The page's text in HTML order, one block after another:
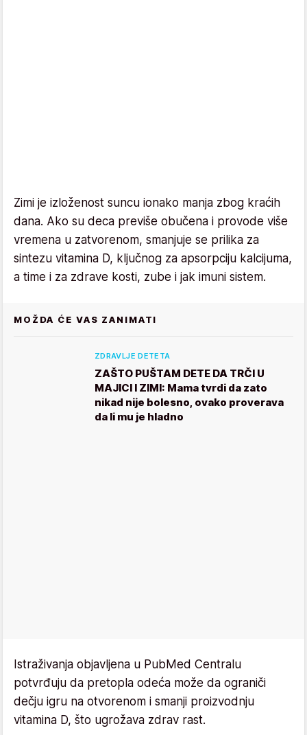
Zimi je izloženost suncu ionako manja zbog kraćih
dana. Ako su deca previše obučena i provode više
vremena u zatvorenom, smanjuje se prilika za
sintezu vitamina D, ključnog za apsorpciju kalcijuma,
a time i za zdrave kosti, zube i jak imuni sistem.
MOŽDA ĆE VAS ZANIMATI
ZDRAVLJE DETETA
ZAŠTO PUŠTAM DETE DA TRČI U
MAJICI I ZIMI: Mama tvrdi da zato
nikad nije bolesno, ovako proverava
da li mu je hladno
Istraživanja objavljena u PubMed Centralu
potvrđuju da pretopla odeća može da ograniči
dečju igru na otvorenom i smanji proizvodnju
vitamina D, što ugrožava zdrav rast.